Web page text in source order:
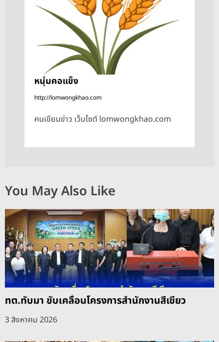
หนุ่มคอแข็ง
http://lomwongkhao.com
คนเขียนข่าว เว็บไซต์ lomwongkhao.com
You May Also Like
ทต.ทับมา ขับเคลื่อนโครงการสำนักงานสีเขียว
3 สิงหาคม 2026